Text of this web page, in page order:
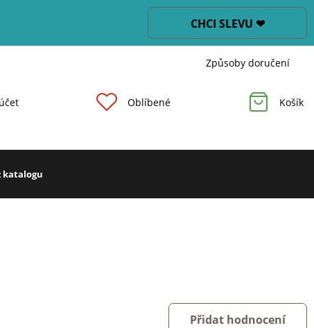
CHCI SLEVU ❤
Způsoby doručení
Oblíbené Košík
katalogu
Přidat hodnocení